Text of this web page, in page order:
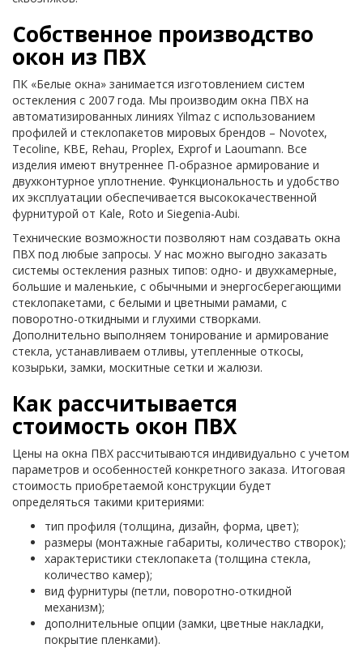
Собственное производство
окон из ПВХ
ПК «Белые окна» занимается изготовлением систем
остекления с 2007 года. Мы производим окна ПВХ на
автоматизированных линиях Yilmaz с использованием
профилей и стеклопакетов мировых брендов – Novotex,
Tecoline, KBE, Rehau, Proplex, Exprof и Laoumann. Все
изделия имеют внутреннее П-образное армирование и
двухконтурное уплотнение. Функциональность и удобство
их эксплуатации обеспечивается высококачественной
фурнитурой от Kale, Roto и Siegenia-Aubi.
Технические возможности позволяют нам создавать окна
ПВХ под любые запросы. У нас можно выгодно заказать
системы остекления разных типов: одно- и двухкамерные,
большие и маленькие, с обычными и энергосберегающими
стеклопакетами, с белыми и цветными рамами, с
поворотно-откидными и глухими створками.
Дополнительно выполняем тонирование и армирование
стекла, устанавливаем отливы, утепленные откосы,
козырьки, замки, москитные сетки и жалюзи.
Как рассчитывается
стоимость окон ПВХ
Цены на окна ПВХ рассчитываются индивидуально с учетом
параметров и особенностей конкретного заказа. Итоговая
стоимость приобретаемой конструкции будет
определяться такими критериями:
тип профиля (толщина, дизайн, форма, цвет);
размеры (монтажные габариты, количество створок);
характеристики стеклопакета (толщина стекла,
количество камер);
вид фурнитуры (петли, поворотно-откидной
механизм);
дополнительные опции (замки, цветные накладки,
покрытие пленками).